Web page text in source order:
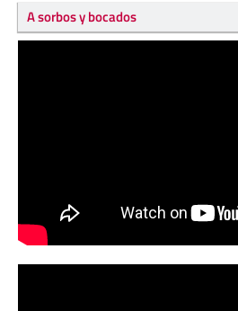
A sorbos y bocados